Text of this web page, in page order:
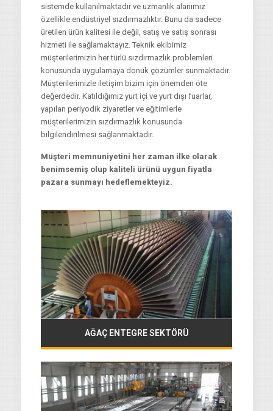
sistemde kullanılmaktadır ve uzmanlık alanımız
özellikle endüstriyel sızdırmazlıktır. Bunu da sadece
üretilen ürün kalitesi ile değil, satış ve satış sonrası
hizmeti ile sağlamaktayız. Teknik ekibimiz
müşterilerimizin her türlü sızdırmazlık problemleri
konusunda uygulamaya dönük çözümler sunmaktadır.
Müşterilerimizle iletişim bizim için önemden öte
değerdedir. Katıldığımız yurt içi ve yurt dışı fuarlar,
yapılan periyodik ziyaretler ve eğitimlerle
müşterilerimizin sızdırmazlık konusunda
bilgilendirilmesi sağlanmaktadır.
Müşteri memnuniyetini her zaman ilke olarak
benimsemiş olup kaliteli ürünü uygun fiyatla
pazara sunmayı hedeflemekteyiz.
AĞAÇ ENTEGRE SEKTÖRÜ